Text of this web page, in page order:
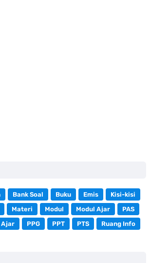
Bank Soal Buku Emis
Kisi-kisi
Materi Modul Modul Ajar
PAS
Ajar PPG PPT PTS
Ruang Info